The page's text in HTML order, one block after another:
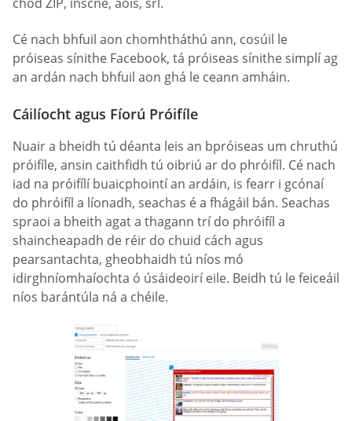
Cé nach bhfuil aon chomhtháthú ann, cosúil le
próiseas sínithe Facebook, tá próiseas sínithe simplí ag
an ardán nach bhfuil aon ghá le ceann amháin.
Cáilíocht agus Fíorú Próifíle
Nuair a bheidh tú déanta leis an bpróiseas um chruthú
próifíle, ansin caithfidh tú oibriú ar do phróifíl. Cé nach
iad na próifílí buaicphointí an ardáin, is fearr i gcónaí
do phróifíl a líonadh, seachas é a fhágáil bán. Seachas
spraoi a bheith agat a thagann trí do phróifíl a
shaincheapadh de réir do chuid cách agus
pearsantachta, gheobhaidh tú níos mó
idirghníomhaíochta ó úsáideoirí eile. Beidh tú le feiceáil
níos barántúla ná a chéile.